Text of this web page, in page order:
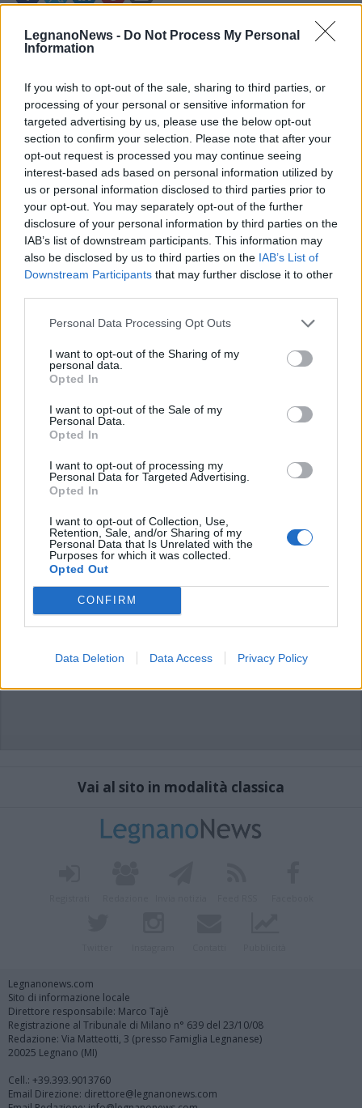
LegnanoNews - Do Not Process My Personal
Information
If you wish to opt-out of the sale, sharing to third parties, or
processing of your personal or sensitive information for
targeted advertising by us, please use the below opt-out
section to confirm your selection. Please note that after your
opt-out request is processed you may continue seeing
interest-based ads based on personal information utilized by
us or personal information disclosed to third parties prior to
your opt-out. You may separately opt-out of the further
disclosure of your personal information by third parties on the
IAB’s list of downstream participants. This information may
also be disclosed by us to third parties on the IAB’s List of
Downstream Participants that may further disclose it to other
Personal Data Processing Opt Outs
I want to opt-out of the Sharing of my
personal data.
Opted In
I want to opt-out of the Sale of my
Personal Data.
Opted In
I want to opt-out of processing my
Personal Data for Targeted Advertising.
Opted In
I want to opt-out of Collection, Use,
Retention, Sale, and/or Sharing of my
Personal Data that Is Unrelated with the
Purposes for which it was collected.
Opted Out
CONFIRM
Data Deletion Data Access Privacy Policy
Leggi l'articolo:
Massimo Pericolo fa impazzire il giovanissimo pubblico
Commenti
Accedi o
L'email è richiesta ma non verrà mostrata ai visitatori. Il contenuto di questo
commento esprime il pensiero dell'autore e non rappresenta la linea editoriale
di VareseNews.it, che rimane autonoma e indipendente. I messaggi inclusi nei
che includano uno o più link a siti esterni verranno rimossi in automatico dal
Vai al sito in modalità classica
Legnanonews.com
Sito di informazione locale
Direttore responsabile: Marco Tajè
Registrazione al Tribunale di Milano n° 639 del 23/10/08
Redazione: Via Matteotti, 3 (presso Famiglia Legnanese)
20025 Legnano (MI)
Cell.: +39.393.9013760
Email Direzione: direttore@legnanonews.com